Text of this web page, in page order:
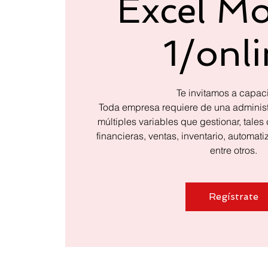
Excel
1/
Te invitamos a
Toda empresa requiere de una
múltiples variables que gestionar,
financieras, ventas, inventario,
entre otros.
Regístrate